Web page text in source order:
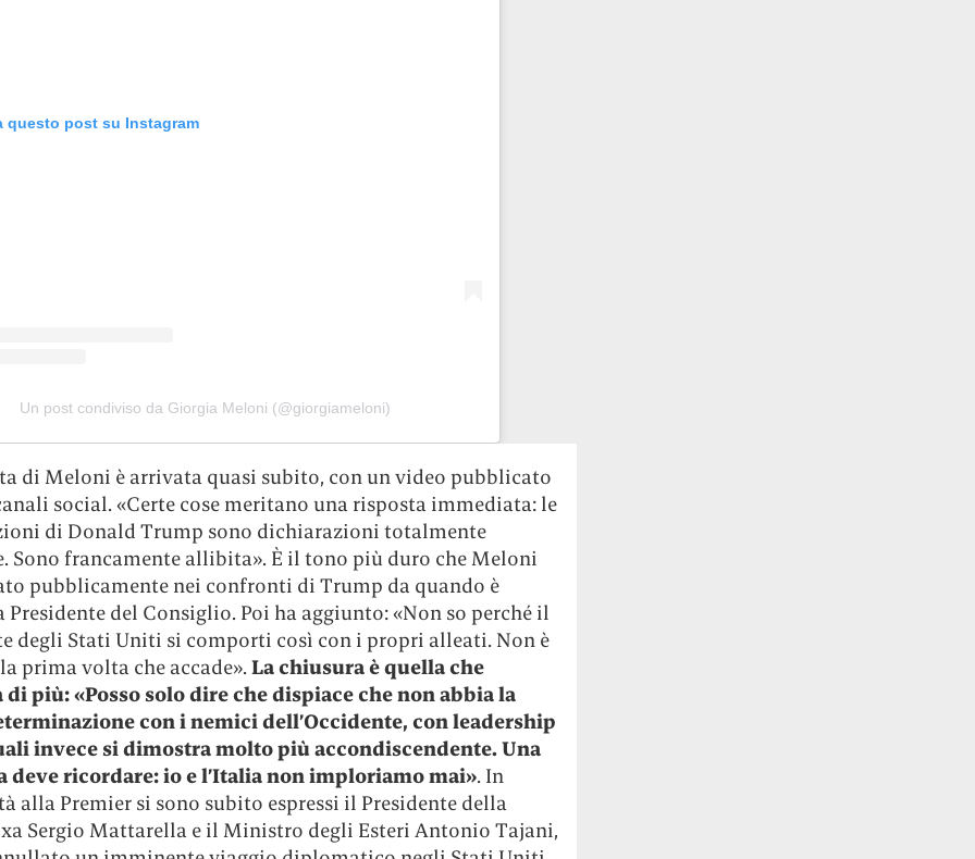
questo post su Instagram
Un post condiviso da Giorgia Meloni (@giorgiameloni)
di Meloni è arrivata quasi subito, con un video pubblicato
social. «Certe cose meritano una risposta immediata: le
di Donald Trump sono dichiarazioni totalmente
Sono francamente allibita». È il tono più duro che Meloni
pubblicamente nei confronti di Trump da quando è
Presidente del Consiglio. Poi ha aggiunto: «Non so perché il
degli Stati Uniti si comporti così con i propri alleati. Non è
prima volta che accade». La chiusura è quella che
più: «Posso solo dire che dispiace che non abbia la
con i nemici dell’Occidente, con leadership
invece si dimostra molto più accondiscendente. Una
deve ricordare: io e l’Italia non imploriamo mai». In
alla Premier si sono subito espressi il Presidente della
Sergio Mattarella e il Ministro degli Esteri Antonio Tajani,